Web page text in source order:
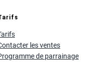
les ventes
de parrainage